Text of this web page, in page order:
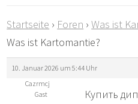
Startseite › Foren › Was ist
Was ist Kartomantie?
10. Januar 2026 um 5:44 Uhr
Cazrmcj
Gast
Купить